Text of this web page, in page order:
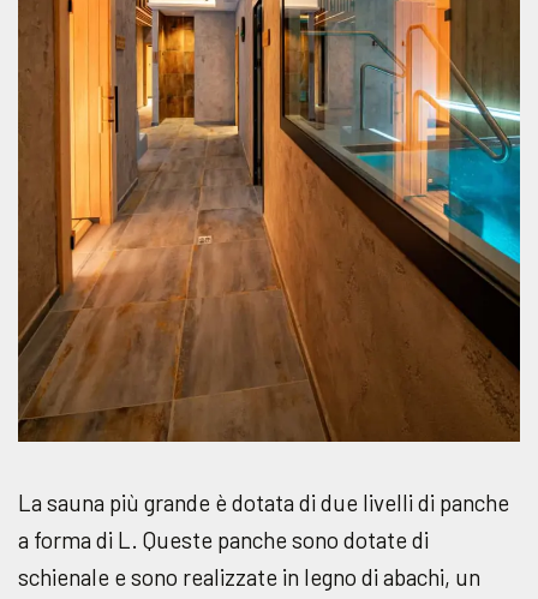
La sauna più grande è dotata di due livelli di panche
a forma di L. Queste panche sono dotate di
schienale e sono realizzate in legno di abachi, un